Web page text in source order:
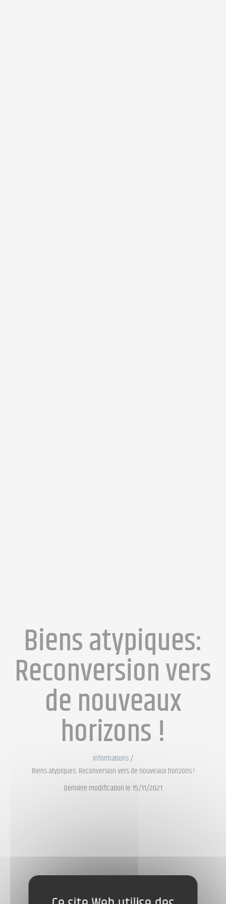
Biens atypiques:
Reconversion vers
de nouveaux
horizons !
Informations/
Biens atypiques: Reconversion vers de nouveaux horizons !
Dernière modification le 15/11/2021